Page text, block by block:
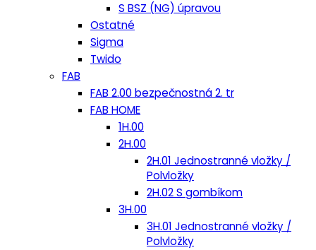
S BSZ (NG) úpravou
Ostatné
Sigma
Twido
FAB
FAB 2.00 bezpečnostná 2. tr
FAB HOME
1H.00
2H.00
2H.01 Jednostranné vložky /
Polvložky
2H.02 S gombíkom
3H.00
3H.01 Jednostranné vložky /
Polvložky